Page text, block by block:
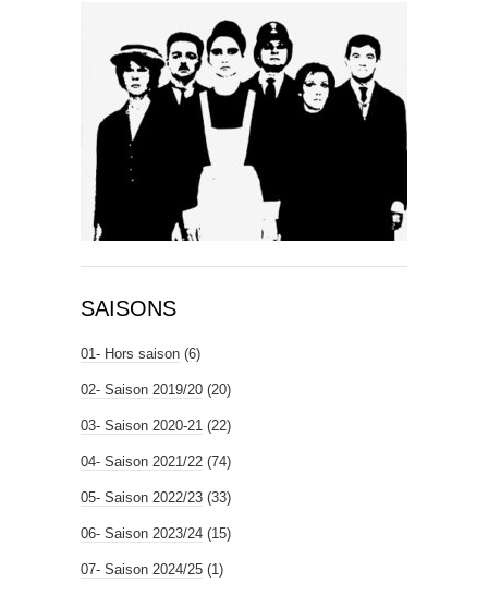
SAISONS
01- Hors saison (6)
02- Saison 2019/20 (20)
03- Saison 2020-21 (22)
04- Saison 2021/22 (74)
05- Saison 2022/23 (33)
06- Saison 2023/24 (15)
07- Saison 2024/25 (1)